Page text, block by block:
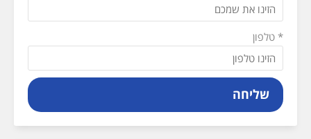
* טלפון
שליחה